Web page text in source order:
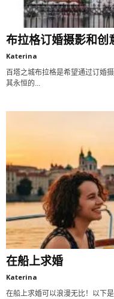
布拉格订婚摄影和创
Katerina
百塔之城布拉格是希望通过订婚
其永恒的...
在船上求婚
Katerina
在船上求婚可以浪漫无比！以下